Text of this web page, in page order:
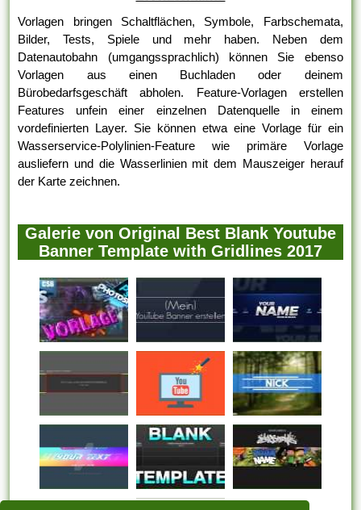
Vorlagen bringen Schaltflächen, Symbole, Farbschemata,
Bilder, Tests, Spiele und mehr haben. Neben dem
Datenautobahn (umgangssprachlich) können Sie ebenso
Vorlagen aus einen Buchladen oder deinem
Bürobedarfsgeschäft abholen. Feature-Vorlagen erstellen
Features unfein einer einzelnen Datenquelle in einem
vordefinierten Layer. Sie können etwa eine Vorlage für ein
Wasserservice-Polylinien-Feature wie primäre Vorlage
ausliefern und die Wasserlinien mit dem Mauszeiger herauf
der Karte zeichnen.
Galerie von Original Best Blank Youtube
Banner Template with Gridlines 2017